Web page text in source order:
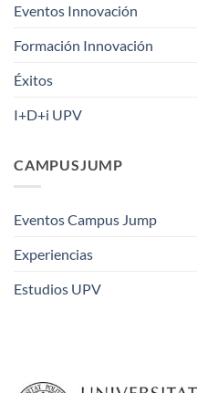
Eventos Innovación
Formación Innovación
Éxitos
I+D+i UPV
CAMPUSJUMP
Eventos Campus Jump
Experiencias
Estudios UPV